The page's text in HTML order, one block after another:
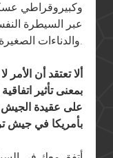
وكبيروقراطي
عبر السيطرة
والدناءات الصغيرة لمرؤوسيه.
ألا تعتقد أن
بمعنى تأثير
على عقيدة الجيش
بأمريكا في جيش